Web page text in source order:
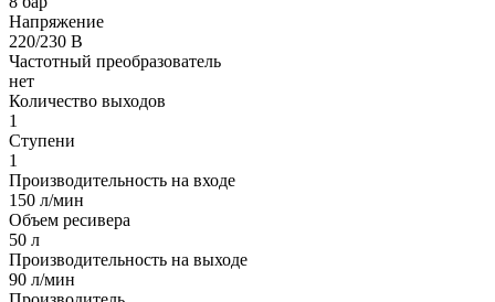
Напряжение
220/230 В
Частотный преобразователь
нет
Количество выходов
1
Ступени
1
Производительность на входе
150 л/мин
Объем ресивера
50 л
Производительность на выходе
90 л/мин